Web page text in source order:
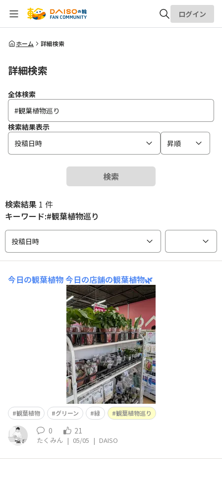
全体検索
ログイン
ホーム 詳細検索
詳細検索
全体検索
検索結果表示
投稿日時
昇順
検索
検索結果 1 件
キーワード:#観葉植物巡り
投稿日時
今日の観葉植物今日の店舗の観葉植物🌿‬
観葉植物 グリーン 緑 観葉植物巡り
0 21
たくみん | 05/05 | DAISO